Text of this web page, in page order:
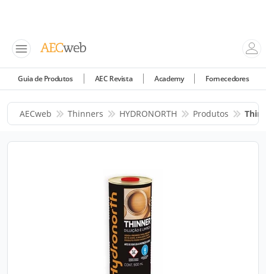
Guia de Produtos AEC Revista Academy Fornecedores
AECweb Thinners HYDRONORTH Produtos